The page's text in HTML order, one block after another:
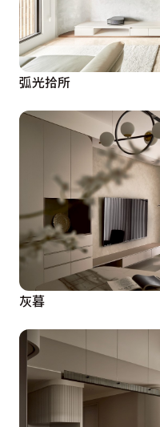
凸型搭載主臥，且結合
影響日常動線。
總體規劃不僅維持開闊
條、格柵、薄板磚等等
空間返璞歸真，還予其
「材質本身並無對錯，
仲均設計師在在強調消
間的極致平衡，「從心
詳實的雙向溝通、真正
化解，才是臻美的不二
弧光拾所
灰暮